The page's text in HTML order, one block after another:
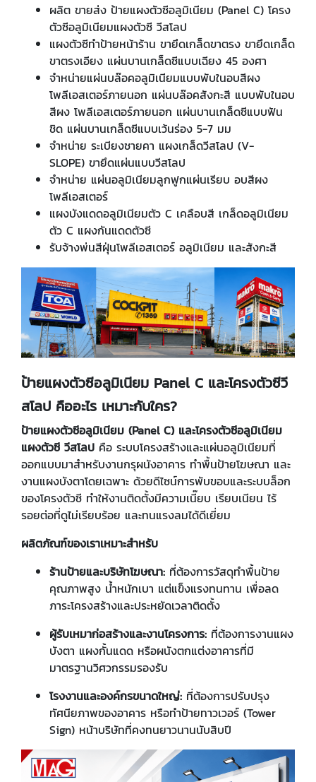
ผลิต ขายส่ง ป้ายแผงตัวซีอลูมิเนียม (Panel C) โครง
ตัวซีอลูมิเนียมแผงตัวซี วีสโลป
แผงตัวซีทำป้ายหน้าร้าน ขายึดเกล็ดขาตรง ขายึดเกล็ด
ขาตรงเอียง แผ่นบานเกล็ดซีแบบเฉียง 45 องศา
จำหน่ายแผ่นบล๊อคอลูมิเนียมแบบพับในอบสีผง
โพลีเอสเตอร์ภายนอก แผ่นบล๊อคสังกะสี แบบพับในอบ
สีผง โพลีเอสเตอร์ภายนอก แผ่นบานเกล็ดซีแบบฟัน
ชิด แผ่นบานเกล็ดซีแบบเว้นร่อง 5-7 มม
จำหน่าย ระเบียงชายคา แผงเกล็ดวีสโลป (V-
SLOPE) ขายึดแผ่นแบบวีสโลป
จำหน่าย แผ่นอลูมิเนียมลูกฟูกแผ่นเรียบ อบสีผง
โพลีเอสเตอร์
แผงบังแดดอลูมิเนียมตัว C เคลือบสี เกล็ดอลูมิเนียม
ตัว C แผงกันแดดตัวซี
รับจ้างพ่นสีฝุ่นโพลีเอสเตอร์ อลูมิเนียม และสังกะสี
ป้ายแผงตัวซีอลูมิเนียม Panel C และโครงตัวซีวี
สโลป คืออะไร เหมาะกับใคร?
ป้ายแผงตัวซีอลูมิเนียม (Panel C) และโครงตัวซีอลูมิเนียม
แผงตัวซี วีสโลป คือ ระบบโครงสร้างและแผ่นอลูมิเนียมที่
ออกแบบมาสำหรับงานกรุผนังอาคาร ทำพื้นป้ายโฆษณา และ
งานแผงบังตาโดยเฉพาะ ด้วยดีไซน์การพับขอบและระบบล็อก
ของโครงตัวซี ทำให้งานติดตั้งมีความเนี๊ยบ เรียบเนียน ไร้
รอยต่อที่ดูไม่เรียบร้อย และทนแรงลมได้ดีเยี่ยม
ผลิตภัณฑ์ของเราเหมาะสำหรับ
ร้านป้ายและบริษัทโฆษณา: ที่ต้องการวัสดุทำพื้นป้าย
คุณภาพสูง น้ำหนักเบา แต่แข็งแรงทนทาน เพื่อลด
ภาระโครงสร้างและประหยัดเวลาติดตั้ง
ผู้รับเหมาก่อสร้างและงานโครงการ: ที่ต้องการงานแผง
บังตา แผงกั้นแดด หรือผนังตกแต่งอาคารที่มี
มาตรฐานวิศวกรรมรองรับ
โรงงานและองค์กรขนาดใหญ่: ที่ต้องการปรับปรุง
ทัศนียภาพของอาคาร หรือทำป้ายทาวเวอร์ (Tower
Sign) หน้าบริษัทที่คงทนยาวนานนับสิบปี